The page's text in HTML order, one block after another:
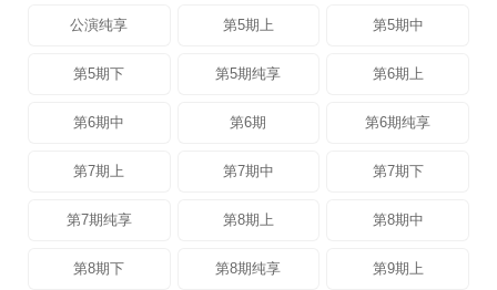
公演纯享 第5期上 第5期中
第5期下 第5期纯享 第6期上
第6期中 第6期 第6期纯享
第7期上 第7期中 第7期下
第7期纯享 第8期上 第8期中
第8期下 第8期纯享 第9期上